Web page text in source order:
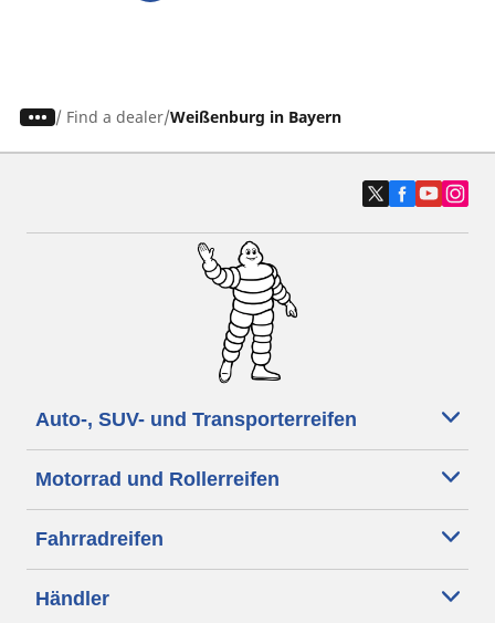
/ Find a dealer Weißenburg in Bayern
Auto-, SUV- und Transporterreifen
Motorrad und Rollerreifen
Fahrradreifen
Händler